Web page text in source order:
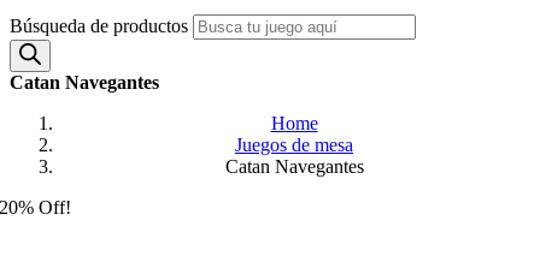
Búsqueda de productos
Catan Navegantes
Home
Juegos de mesa
Catan Navegantes
20% Off!